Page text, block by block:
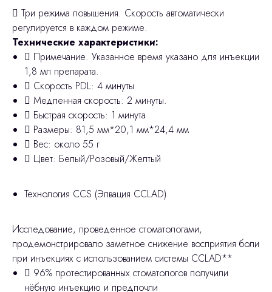
 Три режима повышения. Скорость автоматически
регулируется в каждом режиме.
Технические характеристики:
 Примечание. Указанное время указано для инъекции
1,8 мл препарата.
 Скорость PDL: 4 минуты
 Медленная скорость: 2 минуты.
 Быстрая скорость: 1 минута
 Размеры: 81,5 мм*20,1 мм*24,4 мм
 Вес: около 55 г
 Цвет: Белый/Розовый/Желтый
Технология CCS (Элвация CCLAD)
Исследование, проведенное стоматологами,
продемонстрировало заметное снижение восприятия боли
при инъекциях с использованием системы CCLAD**
 96% протестированных стоматологов получили
нёбную инъекцию и предпочли